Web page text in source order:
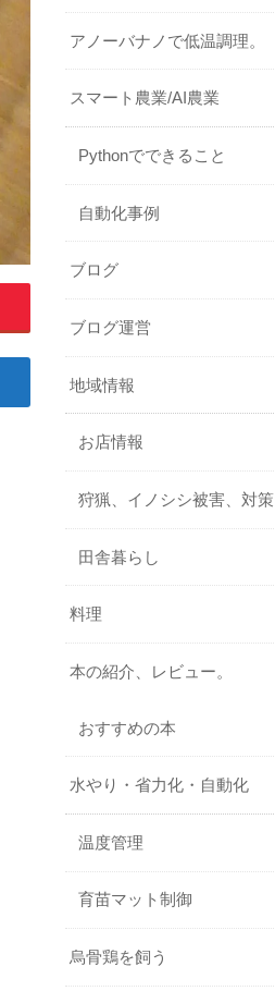
アノーバナノで低温調理。
スマート農業/AI農業
Pythonでできること
自動化事例
ブログ
ブログ運営
地域情報
お店情報
狩猟、イノシシ被害、対策
田舎暮らし
料理
本の紹介、レビュー。
おすすめの本
水やり・省力化・自動化
温度管理
育苗マット制御
烏骨鶏を飼う